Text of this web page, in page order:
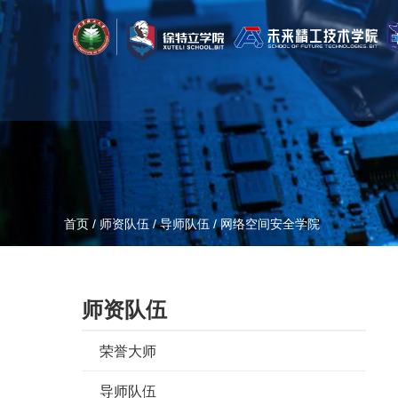
首页 /师资队伍/导师队伍/网络空间安全学院
师资队伍
荣誉大师
导师队伍